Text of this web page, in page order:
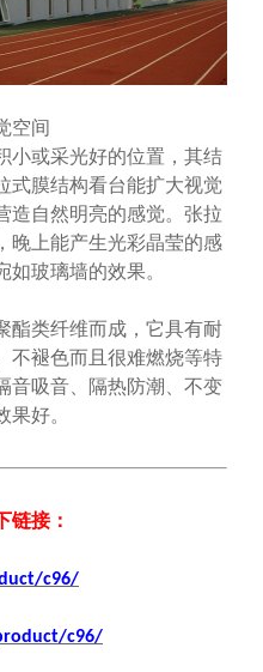
空间
小或采光好的位置，其结
式膜结构看台能扩大视觉
造自然明亮的感觉。张拉
晚上能产生光彩晶莹的感
玻璃墙的效果。
酯类纤维而成，它具有耐
不褪色而且很难燃烧等特
音吸音、隔热防潮、不变
好。
链接：
c96/
c96/